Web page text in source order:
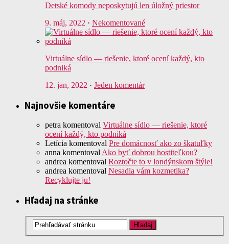
Detské komody neposkytujú len úložný priestor
9. máj, 2022 · Nekomentované
Virtuálne sídlo — riešenie, ktoré ocení každý, kto
podniká
12. jan, 2022 · Jeden komentár
Najnovšie komentáre
petra komentoval Virtuálne sídlo — riešenie, ktoré
ocení každý, kto podniká
Letícia komentoval Pre domácnosť ako zo škatuľky
anna komentoval Ako byť dobrou hostiteľkou?
andrea komentoval Roztočte to v londýnskom štýle!
andrea komentoval Nesadla vám kozmetika?
Recyklujte ju!
Hľadaj na stránke